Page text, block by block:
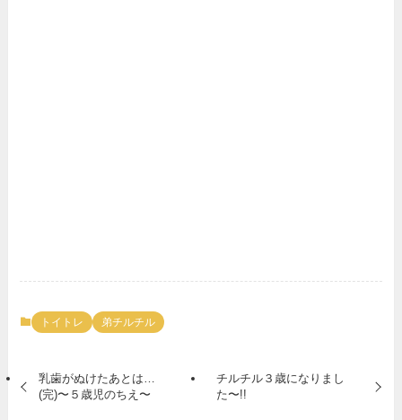
トイトレ 弟チルチル
乳歯がぬけたあとは…
(完)〜５歳児のちえ〜
チルチル３歳になりまし
た〜!!